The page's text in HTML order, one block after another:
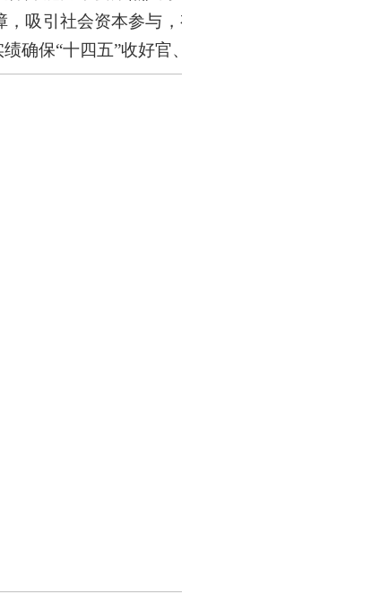
吸引社会资本参与，有效盘活水利存量资
保“十四五”收好官、“十五五”开好局。